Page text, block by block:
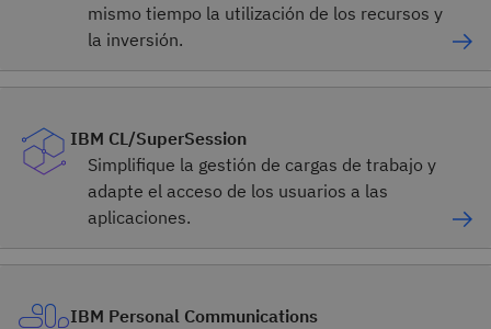
mismo tiempo la utilización de los recursos y
la inversión.
IBM CL/SuperSession
Simplifique la gestión de cargas de trabajo y
adapte el acceso de los usuarios a las
aplicaciones.
IBM Personal Communications